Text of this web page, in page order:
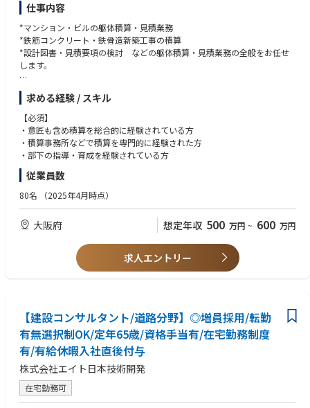
仕事内容
*マンション・ビルの躯体積算・見積業務
*鉄筋コンクリート・鉄骨造新築工事の積算
*設計図書・見積要項の検討 などの躯体積算・見積業務の全般をお任せ
します。
【経験を活かせる】建築現場の芯となる積算業務
設計図書の中の構造図を元に、鉄骨・鉄筋・コンクリートの数量や労務費
などの内訳を明確にしながら、見積金額の算出を行います。お客様に提出
する見積を作るだけでなく、現場で必要になる工事予算の基にもなる重要
な業務です。
を発揮してください。
【組織】
意匠積算・設備積算・躯体積算の3つのチームに分かれております。
オーバーワークにならないよう積算の外注業者を利用することもできます.
【当社の魅力】
社員が長く腰を据えて、安心して働ける体制作りに注力しているので、20
60歳以上の方は契約社員採用となります。
再雇用65歳ですが、双方合意の元、それ以上働いて頂く事も可能です。
求める経験 / スキル
【必須】
・意匠も含め積算を総合的に経験されている方
・積算事務所などで積算を専門的に経験された方
・部下の指導・育成を経験されている方
従業員数
80名 （2025年4月時点）
大阪府 想定年収 500 万円 ~ 600 万円
求人エントリー
【建設コンサルタント/道路分野】◎増員採用/転勤
有無選択制OK/定年65歳/資格手当有/在宅勤務制度
有/有給休暇入社直後付与
株式会社エイト日本技術開発
在宅勤務可